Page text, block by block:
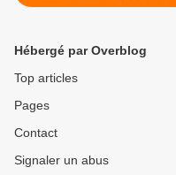
élaboreront un plan de
Hébergé par Overblog
Top articles
Pages
Contact
Signaler un abus